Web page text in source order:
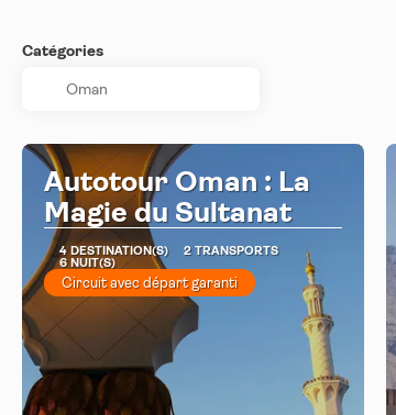
Catégories
Autotour Oman : La
Magie du Sultanat
4 DESTINATION(S)
2 TRANSPORTS
6 NUIT(S)
Circuit avec départ garanti